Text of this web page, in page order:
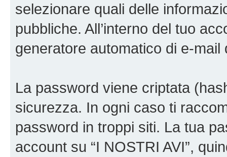
selezionare quali delle
pubbliche. All’interno del tuo
generatore automatico di e-mail
La password viene criptata
sicurezza. In ogni caso ti
password in troppi siti. La tua
account su “I NOSTRI AVI”,